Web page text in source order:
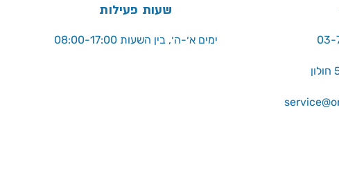
שעות פעילות
ימים א׳-ה׳, בין השעות 08:00-17:00